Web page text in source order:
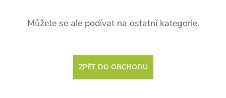
Můžete se ale podívat na ostatní kategorie.
ZPĚT DO OBCHODU